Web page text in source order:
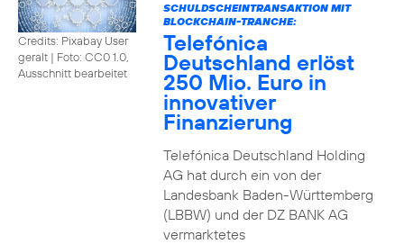
Credits: Pixabay User
geralt | Foto: CC0 1.0,
Ausschnitt bearbeitet
SCHULDSCHEINTRANSAKTION MIT
BLOCKCHAIN-TRANCHE:
Telefónica
Deutschland erlöst
250 Mio. Euro in
innovativer
Finanzierung
Telefónica Deutschland Holding
AG hat durch ein von der
Landesbank Baden-Württemberg
(LBBW) und der DZ BANK AG
vermarktetes